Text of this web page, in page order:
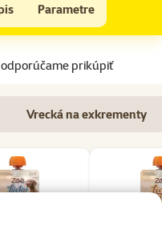
Parametre
prikúpiť
Vrecká na exkrementy